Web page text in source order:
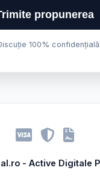
propunerea
100% confidențială.
- Active Digitale